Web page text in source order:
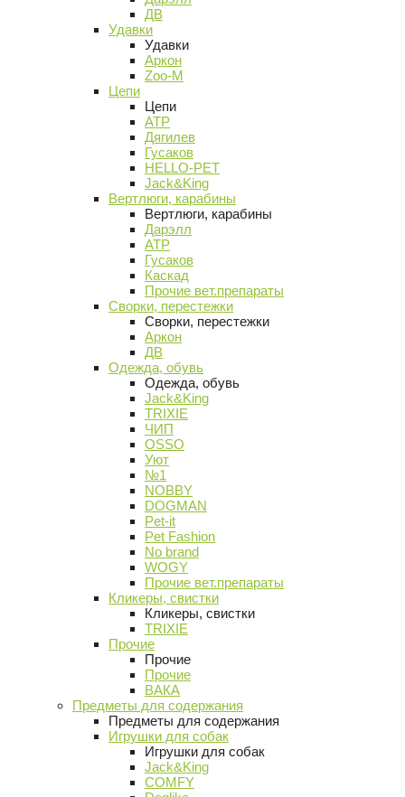
ДВ
Удавки
Удавки
Аркон
Zoo-M
Цепи
Цепи
АТР
Дягилев
Гусаков
HELLO-PET
Jack&King
Вертлюги, карабины
Вертлюги, карабины
Дарэлл
АТР
Гусаков
Каскад
Прочие вет.препараты
Сворки, перестежки
Сворки, перестежки
Аркон
ДВ
Одежда, обувь
Одежда, обувь
Jack&King
TRIXIE
ЧИП
OSSO
Уют
№1
NOBBY
DOGMAN
Pet-it
Pet Fashion
No brand
WOGY
Прочие вет.препараты
Кликеры, свистки
Кликеры, свистки
TRIXIE
Прочие
Прочие
Прочие
ВАКА
Предметы для содержания
Предметы для содержания
Игрушки для собак
Игрушки для собак
Jack&King
COMFY